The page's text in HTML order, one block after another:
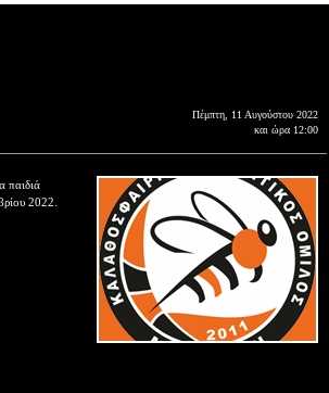
Πέμπτη, 11 Αυγούστου 2022
και ώρα 12:00
παιδιά
2022.